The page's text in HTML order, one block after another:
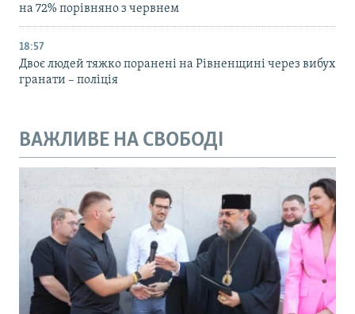
на 72% порівняно з червнем
18:57
Двоє людей тяжко поранені на Рівненщині через вибух
гранати – поліція
ВАЖЛИВЕ НА СВОБОДІ